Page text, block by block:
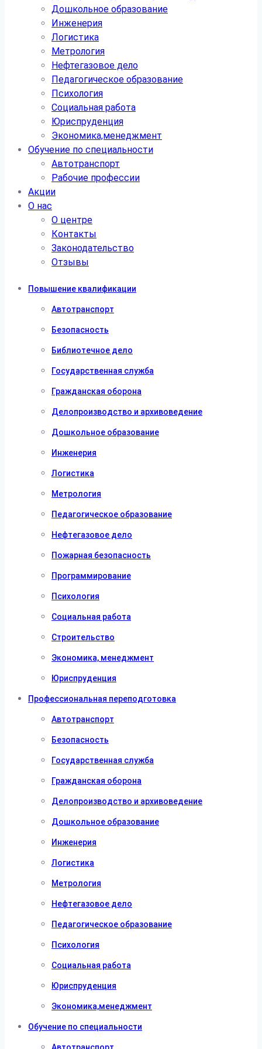
Дошкольное образование
Инженерия
Логистика
Метрология
Нефтегазовое дело
Педагогическое образование
Психология
Социальная работа
Юриспруденция
Экономика,менеджмент
Обучение по специальности
Автотранспорт
Рабочие профессии
Акции
О нас
О центре
Контакты
Законодательство
Отзывы
Повышение квалификации
Автотранспорт
Безопасность
Библиотечное дело
Государственная служба
Гражданская оборона
Делопроизводство и архивоведение
Дошкольное образование
Инженерия
Логистика
Метрология
Педагогическое образование
Нефтегазовое дело
Пожарная безопасность
Программирование
Психология
Социальная работа
Строительство
Экономика, менеджмент
Юриспруденция
Профессиональная переподготовка
Автотранспорт
Безопасность
Государственная служба
Гражданская оборона
Делопроизводство и архивоведение
Дошкольное образование
Инженерия
Логистика
Метрология
Нефтегазовое дело
Педагогическое образование
Психология
Социальная работа
Юриспруденция
Экономика,менеджмент
Обучение по специальности